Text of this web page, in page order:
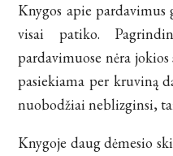
Knygos apie
visai patiko.
pardavimuose nėra
pasiekiama per kruviną
nuobodžiai neblizginsi,
Knygoje daug dėmesio